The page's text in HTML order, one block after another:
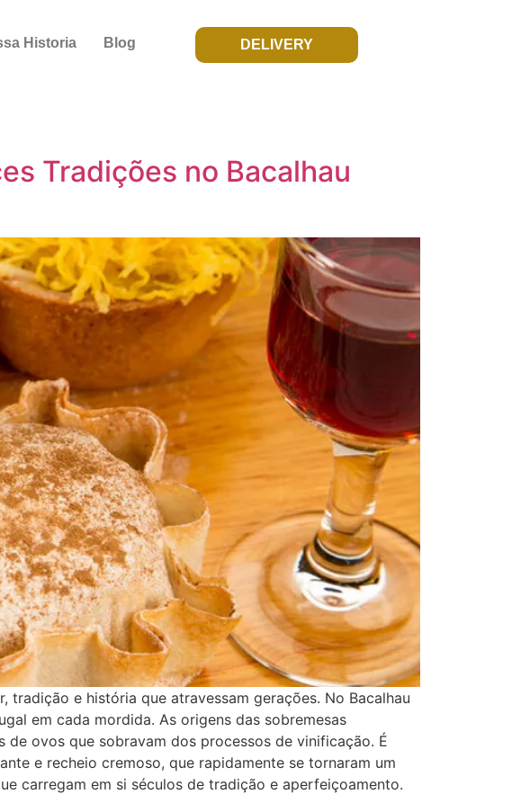
Historia Blog DELIVERY
Tradições no Bacalhau
tradição e história que atravessam gerações. No Bacalhau
em cada mordida. As origens das sobremesas
ovos que sobravam dos processos de vinificação. É
e recheio cremoso, que rapidamente se tornaram um
carregam em si séculos de tradição e aperfeiçoamento.